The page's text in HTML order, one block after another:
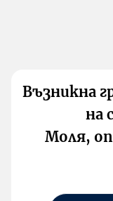
Възникна
на
Моля,